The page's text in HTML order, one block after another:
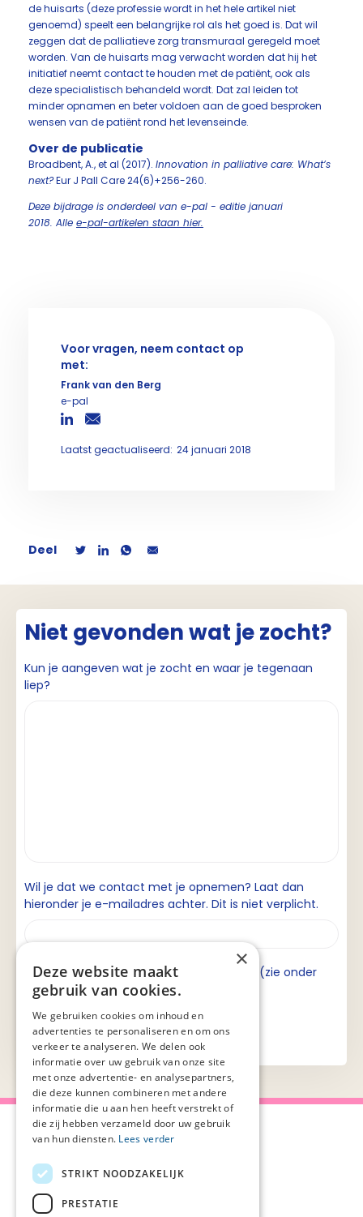
de huisarts (deze professie wordt in het hele artikel niet
genoemd) speelt een belangrijke rol als het goed is. Dat wil
zeggen dat de palliatieve zorg transmuraal geregeld moet
worden. Van de huisarts mag verwacht worden dat hij het
initiatief neemt contact te houden met de patiënt, ook als
deze specialistisch behandeld wordt. Dat zal leiden tot
minder opnamen en beter voldoen aan de goed besproken
wensen van de patiënt rond het levenseinde.
Over de publicatie
Broadbent, A., et al (2017). Innovation in palliative care: What’s
next?Eur J Pall Care 24(6)+256-260.
Deze bijdrage is onderdeel van e-pal - editie januari
2018. Alle e-pal-artikelen staan hier.
Voor vragen, neem contact op
met:
Frank van den Berg
e-pal
Laatst geactualiseerd: 24 januari 2018
Deel
Niet gevonden wat je zocht?
Kun je aangeven wat je zocht en waar je tegenaan
liep?
Wil je dat we contact met je opnemen? Laat dan
hieronder je e-mailadres achter. Dit is niet verplicht.
Ik ga akkoord met de privacyverklaring (zie onder
aan de pagina).
Over Palliaweb
Over PZNL
Privacyverklaring
×
Deze website maakt
gebruik van cookies.
We gebruiken cookies om inhoud en
advertenties te personaliseren en om ons
verkeer te analyseren. We delen ook
informatie over uw gebruik van onze site
met onze advertentie- en analysepartners,
die deze kunnen combineren met andere
informatie die u aan hen heeft verstrekt of
die zij hebben verzameld door uw gebruik
van hun diensten. Lees verder
STRIKT NOODZAKELIJK
PRESTATIE